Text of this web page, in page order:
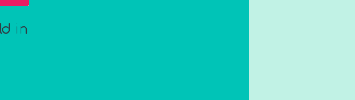
in